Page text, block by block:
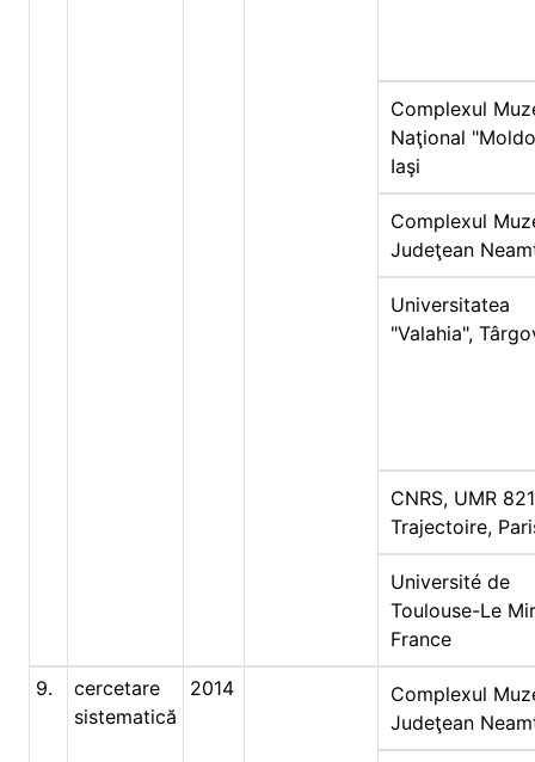
Complexul
Naţional
Iaşi
Complexul
Judeţean
Universitatea
"Valahia",
CNRS, UMR
Trajectoire,
Université de
Toulouse-Le
France
9.
cercetare
sistematică
2014
Complexul
Judeţean